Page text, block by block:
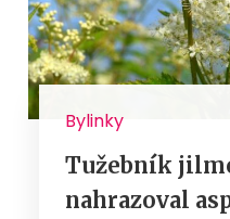
Bylinky
Tužebník
nahrazoval